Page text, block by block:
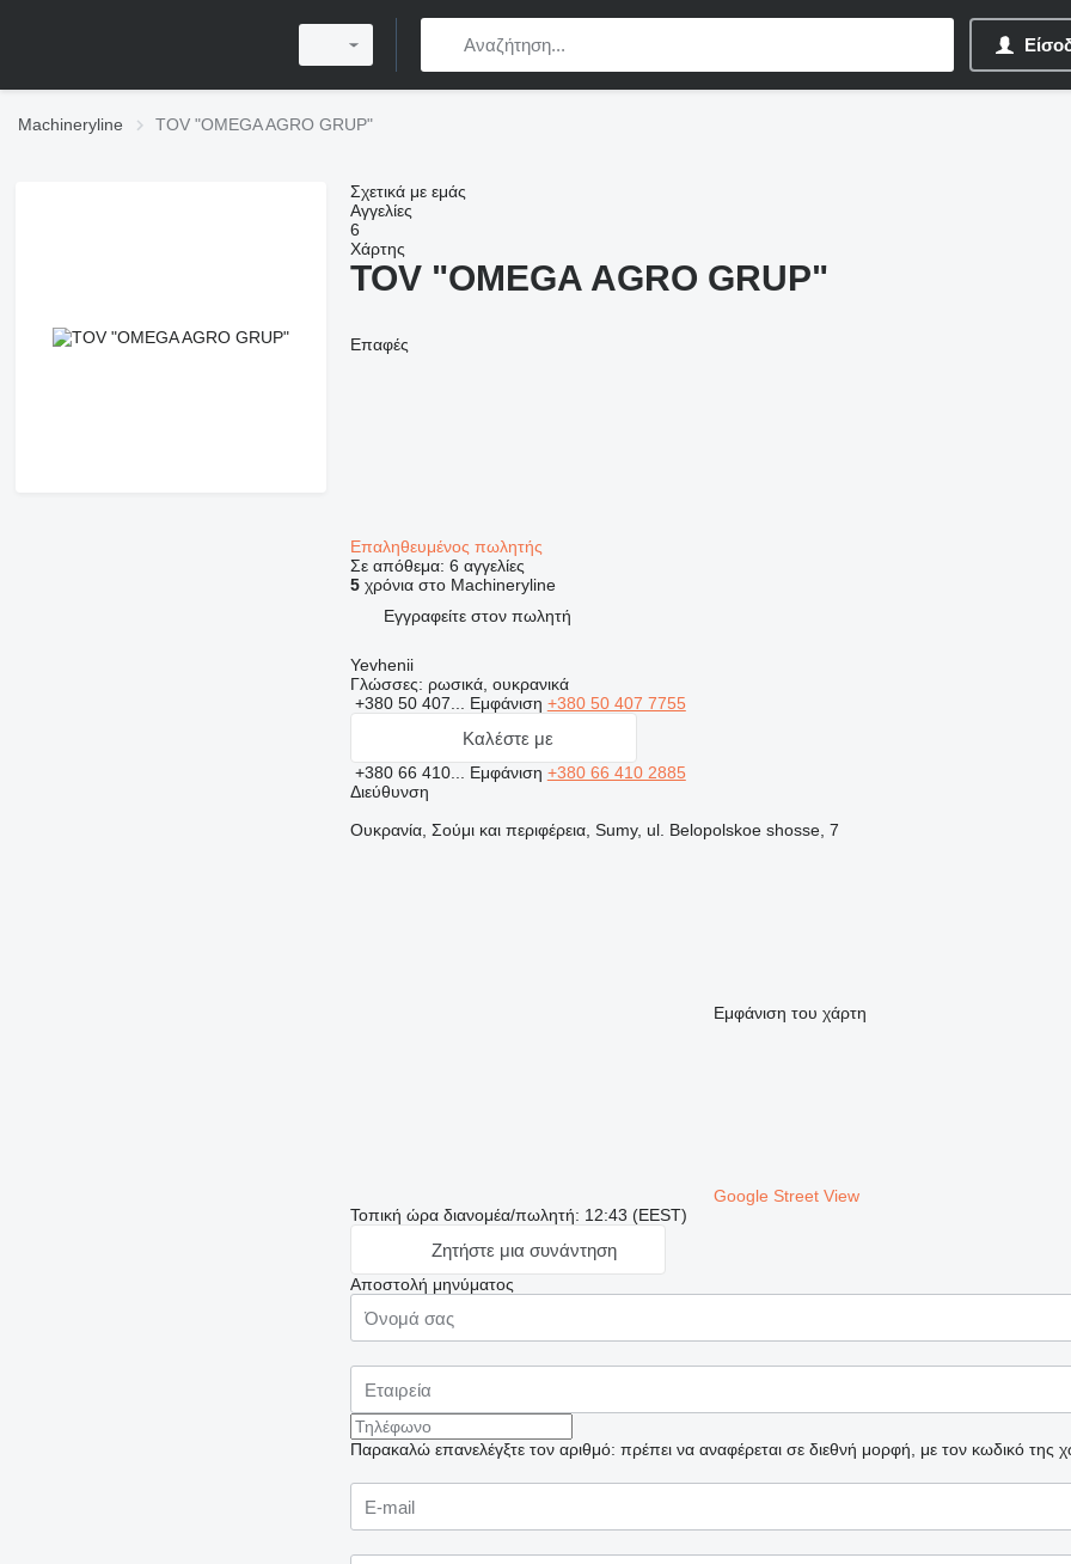
Machineryline TOV "OMEGA AGRO GRUP"
Σχετικά με εμάς
Αγγελίες
6
Χάρτης
TOV "OMEGA AGRO GRUP"
Επαφές
Επαληθευμένος πωλητής
Σε απόθεμα: 6 αγγελίες
5χρόνια στο Machineryline
Εγγραφείτε στον πωλητή
Yevhenii
Γλώσσες: ρωσικά, ουκρανικά
+380 50 407... Εμφάνιση +380 50 407 7755
Καλέστε με
+380 66 410... Εμφάνιση +380 66 410 2885
Διεύθυνση
Ουκρανία, Σούμι και περιφέρεια, Sumy, ul. Belopolskoe shosse, 7
Εμφάνιση του χάρτη
Google Street View
Τοπική ώρα διανομέα/πωλητή: 12:43 (EEST)
Ζητήστε μια συνάντηση
Αποστολή μηνύματος
Παρακαλώ επανελέγξτε τον αριθμό: πρέπει να αναφέρεται σε διεθνή μορφή, με τον κωδικό της